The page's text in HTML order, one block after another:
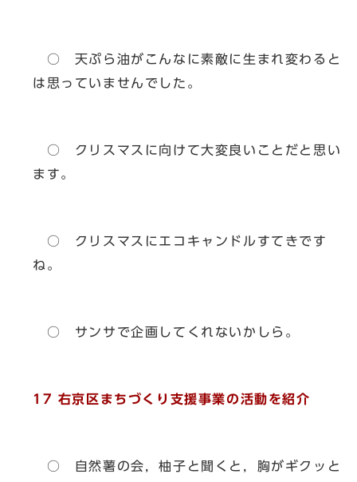
○ 天ぷら油がこんなに素敵に生まれ変わると
は思っていませんでした。
○ クリスマスに向けて大変良いことだと思い
ます。
○ クリスマスにエコキャンドルすてきです
ね。
○ サンサで企画してくれないかしら。
17 右京区まちづくり支援事業の活動を紹介
○ 自然薯の会，柚子と聞くと，胸がギクッと